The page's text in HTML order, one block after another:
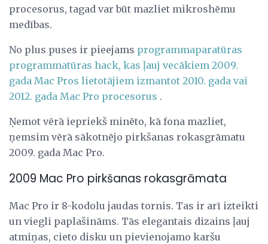
procesorus, tagad var būt mazliet mikroshēmu
medības.
No plus puses ir pieejams programmaparatūras
programmatūras hack, kas ļauj vecākiem 2009.
gada Mac Pros lietotājiem izmantot 2010. gada vai
2012. gada Mac Pro procesorus .
Ņemot vērā iepriekš minēto, kā fona mazliet,
ņemsim vērā sākotnējo pirkšanas rokasgrāmatu
2009. gada Mac Pro.
2009 Mac Pro pirkšanas rokasgrāmata
Mac Pro ir 8-kodolu jaudas tornis. Tas ir arī izteikti
un viegli paplašināms. Tās elegantais dizains ļauj
atmiņas, cieto disku un pievienojamo karšu